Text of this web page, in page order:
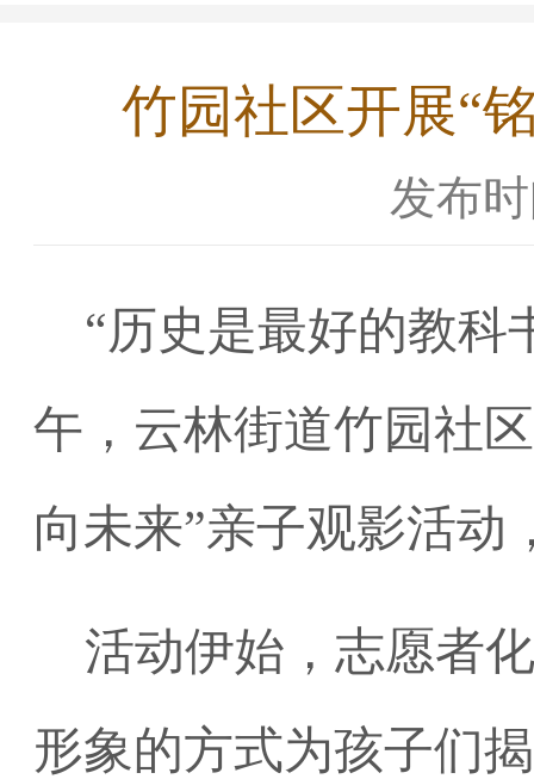
竹园社区开展“
发布
“历史是最好的教科
午， 云林街道竹园社
向未来”亲子观影活动
活动伊始，志愿者
形象的方式为孩子们